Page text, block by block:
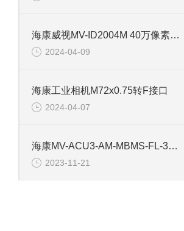
海康威视MV-ID2004M 40万像素工业相机
2024-04-09
海康工业相机M72x0.75转F接口
2024-04-07
海康MV-ACU3-AM-MBMS-FL-3M 工业相机镜头
2023-11-21